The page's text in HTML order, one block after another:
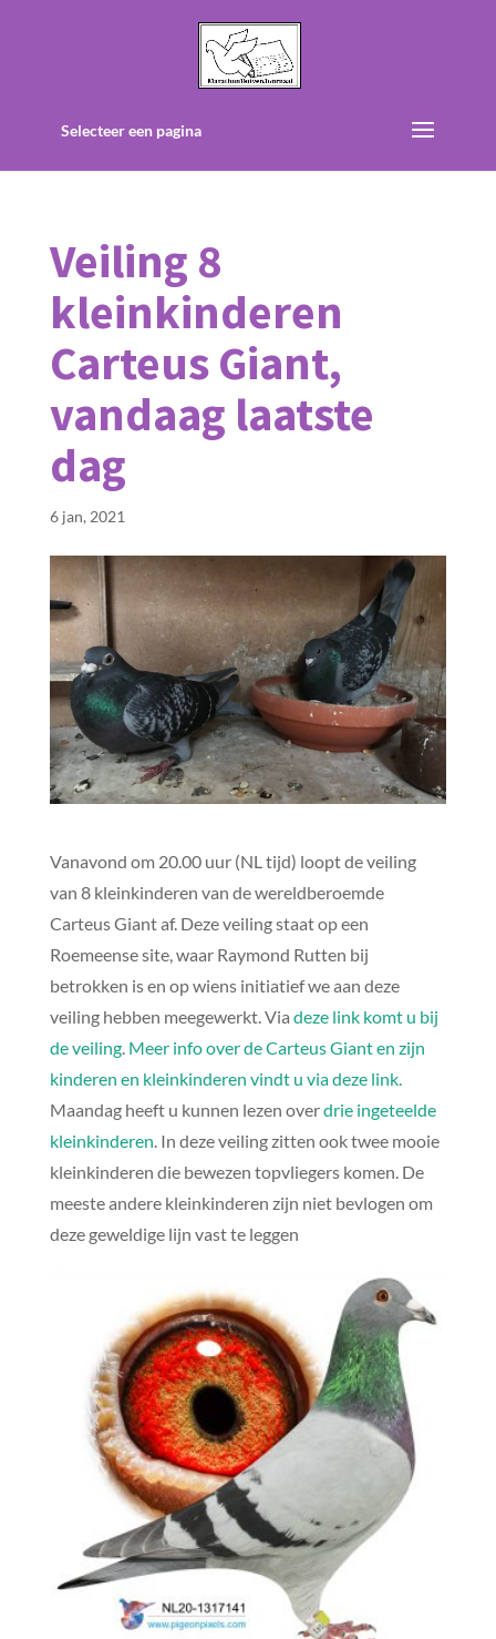
Selecteer een pagina
Veiling 8
kleinkinderen
Carteus Giant,
vandaag laatste
dag
6 jan, 2021
Vanavond om 20.00 uur (NL tijd) loopt de veiling
van 8 kleinkinderen van de wereldberoemde
Carteus Giant af. Deze veiling staat op een
Roemeense site, waar Raymond Rutten bij
betrokken is en op wiens initiatief we aan deze
veiling hebben meegewerkt. Via deze link komt u bij
de veiling. Meer info over de Carteus Giant en zijn
kinderen en kleinkinderen vindt u via deze link.
Maandag heeft u kunnen lezen overdrie ingeteelde
kleinkinderen. In deze veiling zitten ook twee mooie
kleinkinderen die bewezen topvliegers komen. De
meeste andere kleinkinderen zijn niet bevlogen om
deze geweldige lijn vast te leggen